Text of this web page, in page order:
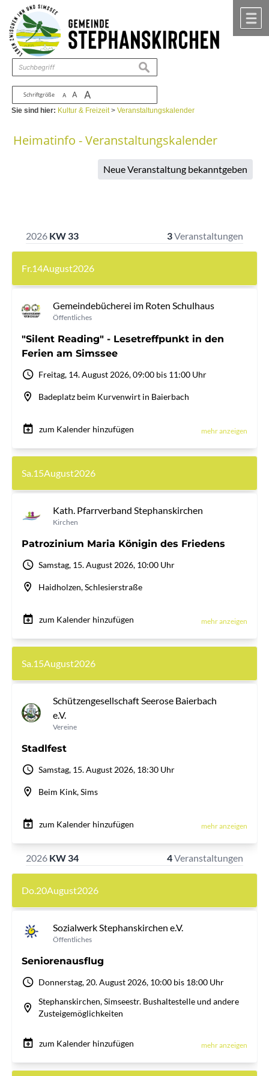
Zum Inhalt ,zur Navigation
Schriftgröße A A A
suchen
Sie sind hier: Kultur & Freizeit>Veranstaltungskalender
Heimatinfo - Veranstaltungskalender